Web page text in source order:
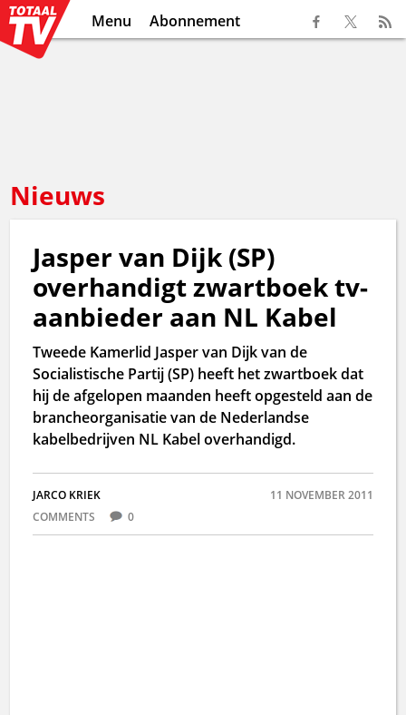
Menu Abonnement
Nieuws
Jasper van Dijk (SP)
overhandigt zwartboek tv-
aanbieder aan NL Kabel
Tweede Kamerlid Jasper van Dijk van de
Socialistische Partij (SP) heeft het zwartboek dat
hij de afgelopen maanden heeft opgesteld aan de
brancheorganisatie van de Nederlandse
kabelbedrijven NL Kabel overhandigd.
JARCO KRIEK
11 NOVEMBER 2011
COMMENTS
0